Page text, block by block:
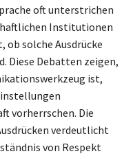
oft unterstrichen
Institutionen
ob solche Ausdrücke
Diese Debatten zeigen,
ist,
vorherrschen. Die
verdeutlicht
von Respekt